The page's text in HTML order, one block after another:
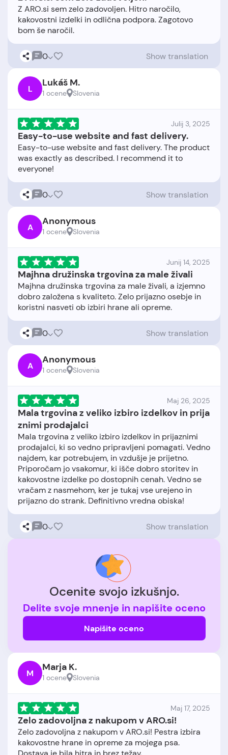
Z ARO.si sem zelo zadovoljen. Hitro naročilo,
kakovostni izdelki in odlična podpora. Zagotovo
0 Show translation
L Lukáš M.
1 ocene Slovenia
Julij 3, 2025
Easy-to-use website and fast delivery.
Easy-to-use website and fast delivery. The product
was exactly as described. I recommend it to
0 Show translation
A Anonymous
1 ocene Slovenia
Junij 14, 2025
Majhna družinska trgovina za male živali
Majhna družinska trgovina za male živali, a izjemno
dobro založena s kvaliteto. Zelo prijazno osebje in
0 Show translation
A Anonymous
1 ocene Slovenia
Maj 26, 2025
Mala trgovina z veliko izbiro izdelkov in prija
znimi prodajalci
Mala trgovina z veliko izbiro izdelkov in prijaznimi
prodajalci, ki so vedno pripravljeni pomagati. Vedno
najdem, kar potrebujem, in vzdušje je prijetno.
Priporočam jo vsakomur, ki išče dobro storitev in
kakovostne izdelke po dostopnih cenah. Vedno se
vračam z nasmehom, ker je tukaj vse urejeno in
0 Show translation
Ocenite svojo izkušnjo.
Delite svoje mnenje in napišite oceno
Napišite oceno
M Marja K.
1 ocene Slovenia
Maj 17, 2025
Zelo zadovoljna z nakupom v ARO.si!
Zelo zadovoljna z nakupom v ARO.si! Pestra izbira
kakovostne hrane in opreme za mojega psa.